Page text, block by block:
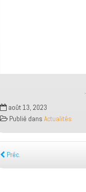
août 13, 2023
Publié dans Actualités
Préc.